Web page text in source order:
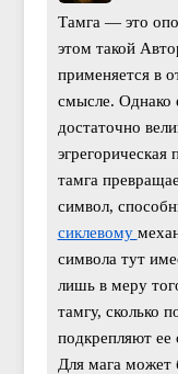
Тамга — это
этом такой
применяется в
смысле. Однако
достаточно
тамга
символ,
сиклевому
символа тут
лишь в меру
тамгу, сколько
подкрепляют ее
Для мага может